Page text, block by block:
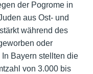
der Pogrome in
aus Ost- und
während des
oder
Bayern stellten die
von 3.000 bis